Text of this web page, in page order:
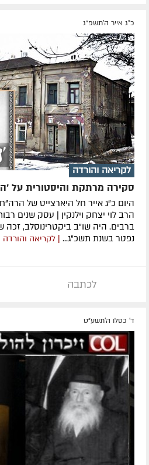
כ"ג אייר ה׳תשפ״ג
לקריאה והורדה
סקירה מרתקת והיסטורית על
היום כ"ג אייר חל היארצייט של הרה"ח
הרב לוי יצחק וילנקין | עסק שנים
ברבים. היה שו"ב ביקטרינוסלב, זכה
נפטר בשנת תשכ"ג... | לקריאה והורדה
לכתבה
ד' כסלו ה׳תשע״ט